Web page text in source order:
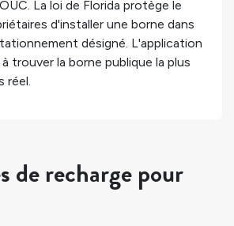
La loi de Florida protège le
d'installer une borne dans
désigné. L'application
trouver la borne publique la plus
réel.
de recharge pour